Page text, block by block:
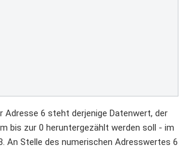
Adresse 6 steht derjenige Datenwert, der
bis zur 0 heruntergezählt werden soll - im
An Stelle des numerischen Adresswertes 6